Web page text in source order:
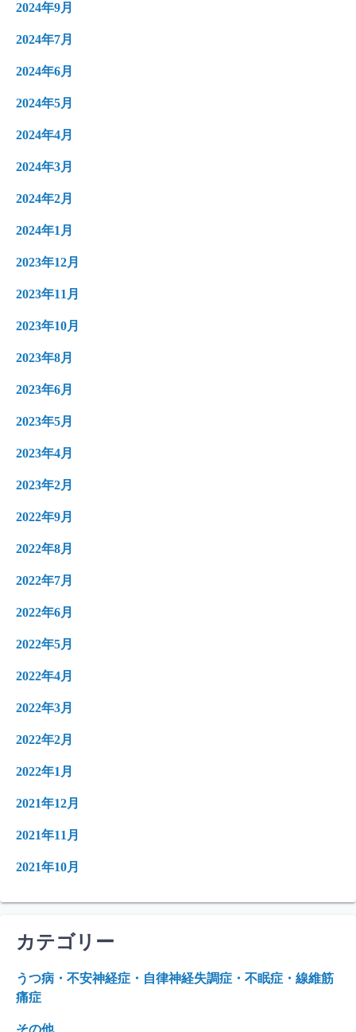
2024年9月
2024年7月
2024年6月
2024年5月
2024年4月
2024年3月
2024年2月
2024年1月
2023年12月
2023年11月
2023年10月
2023年8月
2023年6月
2023年5月
2023年4月
2023年2月
2022年9月
2022年8月
2022年7月
2022年6月
2022年5月
2022年4月
2022年3月
2022年2月
2022年1月
2021年12月
2021年11月
2021年10月
カテゴリー
うつ病・不安神経症・自律神経失調症・不眠症・線維筋
痛症
その他